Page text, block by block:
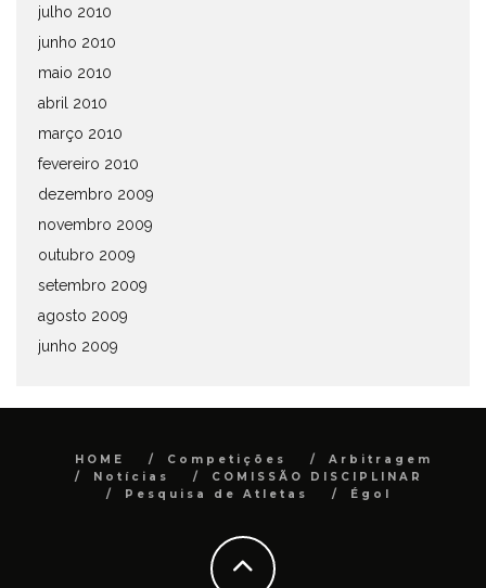
julho 2010
junho 2010
maio 2010
abril 2010
março 2010
fevereiro 2010
dezembro 2009
novembro 2009
outubro 2009
setembro 2009
agosto 2009
junho 2009
HOME Competições
Arbitragem
Notícias
COMISSÃO DISCIPLINAR
Pesquisa de Atletas
Égol